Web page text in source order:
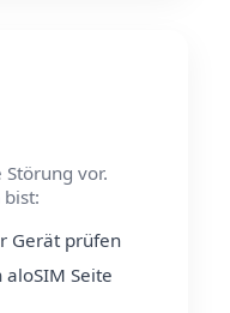
vor.
Gerät prüfen
Seite